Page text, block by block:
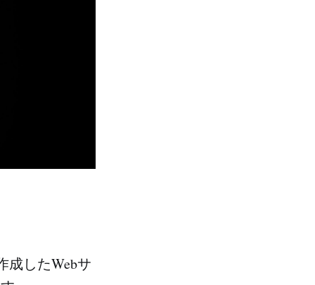
成したWebサ